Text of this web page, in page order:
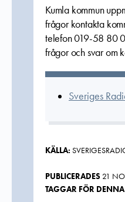
Kumla kommun
frågor kontakta
telefon 019-58 80
frågor och svar om
Sveriges
KÄLLA:
PUBLICERADES 21
TAGGAR FÖR